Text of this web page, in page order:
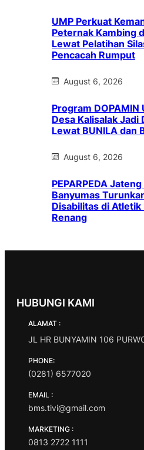
UMP Perkuat
Peternak Kambing
Lewat Pelatihan
Pencacah Rumput
August 6, 2026
Program DOPAMIN
Desa Kalisalak Jadi
Lewat BUNILA dan
August 6, 2026
PEPARPEDA
Banyumas
Disabilitas di Atletik
Renang
HUBUNGI KAMI
ALAMAT :
JL HR BUNYAMIN 106
PHONE:
(0281) 6577020
EMAIL :
bms.tivi@gmail.com
MARKETING :
0813 2722 1111